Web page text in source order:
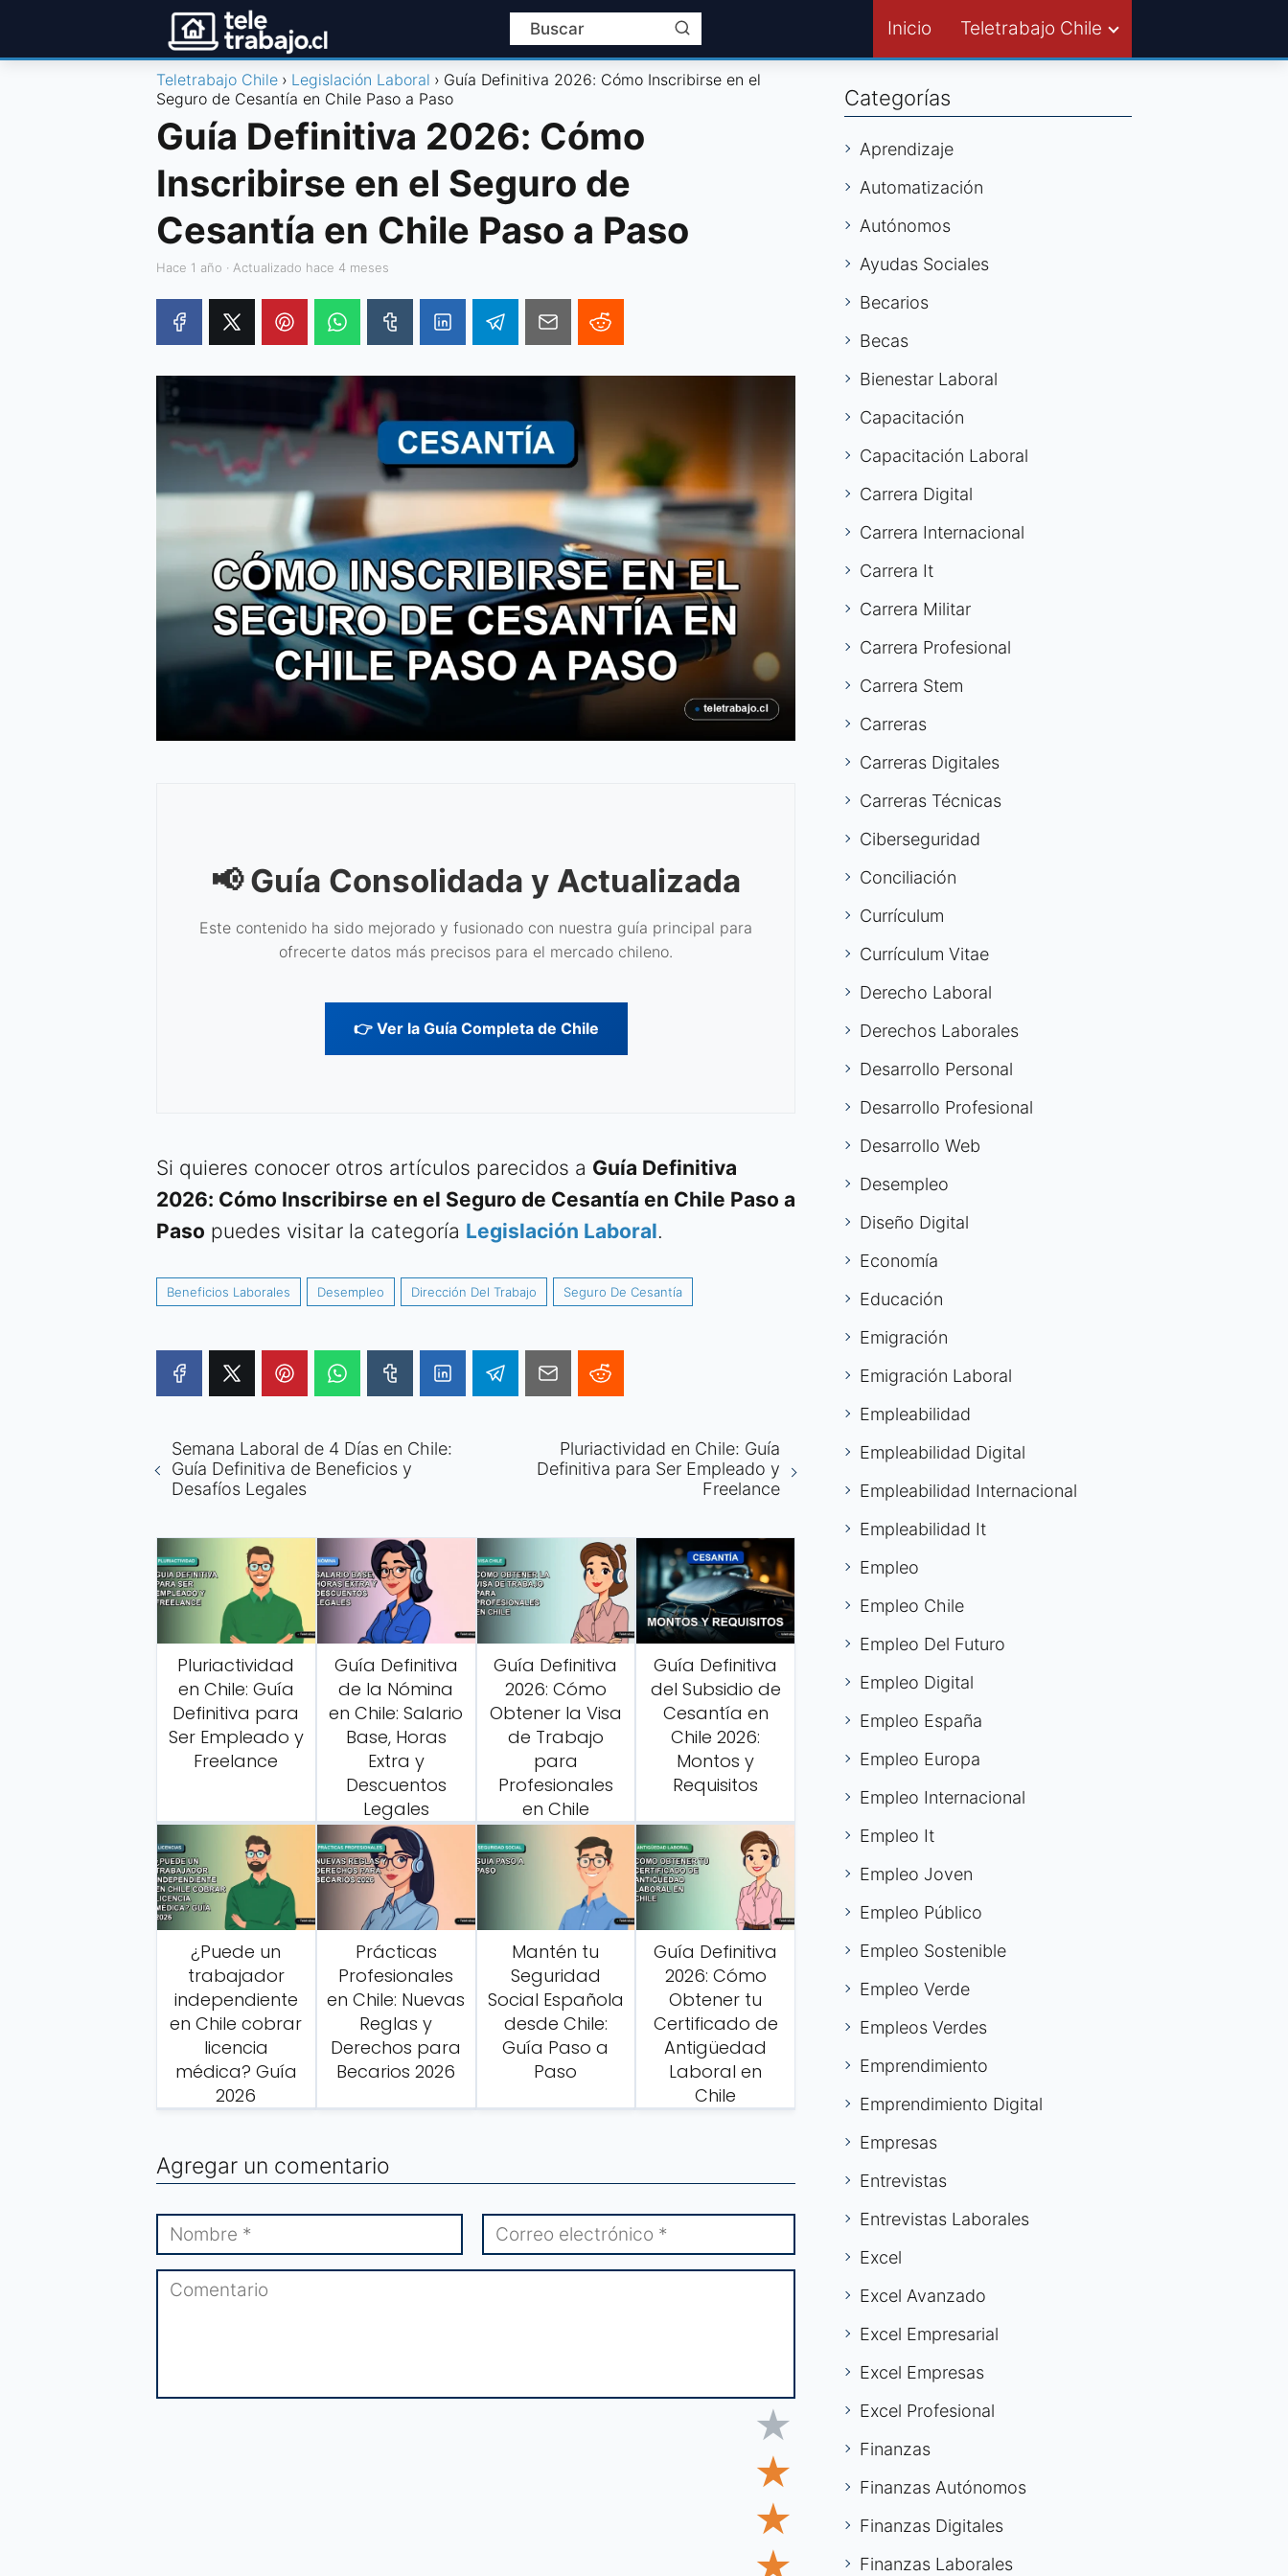
Inicio Teletrabajo Chile
Teletrabajo Chile Legislación Laboral
Guía Definitiva 2026: Cómo Inscribirse en el
Seguro de Cesantía en Chile Paso a Paso
Guía Definitiva 2026: Cómo
Inscribirse en el Seguro de
Cesantía en Chile Paso a Paso
hace 1 año · Actualizado hace 4 meses
📢 Guía Consolidada y Actualizada
Este contenido ha sido mejorado y fusionado con nuestra guía principal para
ofrecerte datos más precisos para el mercado chileno.
👉 Ver la Guía Completa de Chile
Si quieres conocer otros artículos parecidos a Guía Definitiva
2026: Cómo Inscribirse en el Seguro de Cesantía en Chile Paso a
Paso puedes visitar la categoría Legislación Laboral.
Beneficios Laborales Desempleo Dirección Del Trabajo Seguro De Cesantía
Semana Laboral de 4 Días en Chile:
Guía Definitiva de Beneficios y
Desafíos Legales
Pluriactividad en Chile: Guía
Definitiva para Ser Empleado y
Freelance
Pluriactividad
en Chile: Guía
Definitiva para
Ser Empleado y
Freelance
Guía Definitiva
de la Nómina
en Chile: Salario
Base, Horas
Extra y
Descuentos
Legales
Guía Definitiva
2026: Cómo
Obtener la Visa
de Trabajo
para
Profesionales
en Chile
Guía Definitiva
del Subsidio de
Cesantía en
Chile 2026:
Montos y
Requisitos
¿Puede un
trabajador
independiente
en Chile cobrar
licencia
médica? Guía
2026
Prácticas
Profesionales
en Chile: Nuevas
Reglas y
Derechos para
Becarios 2026
Mantén tu
Seguridad
Social Española
desde Chile:
Guía Paso a
Paso
Guía Definitiva
2026: Cómo
Obtener tu
Certificado de
Antigüedad
Laboral en
Chile
Agregar un comentario
★
★
★
Categorías
Aprendizaje
Automatización
Autónomos
Ayudas Sociales
Becarios
Becas
Bienestar Laboral
Capacitación
Capacitación Laboral
Carrera Digital
Carrera Internacional
Carrera It
Carrera Militar
Carrera Profesional
Carrera Stem
Carreras
Carreras Digitales
Carreras Técnicas
Ciberseguridad
Conciliación
Currículum
Currículum Vitae
Derecho Laboral
Derechos Laborales
Desarrollo Personal
Desarrollo Profesional
Desarrollo Web
Desempleo
Diseño Digital
Economía
Educación
Emigración
Emigración Laboral
Empleabilidad
Empleabilidad Digital
Empleabilidad Internacional
Empleabilidad It
Empleo
Empleo Chile
Empleo Del Futuro
Empleo Digital
Empleo España
Empleo Europa
Empleo Internacional
Empleo It
Empleo Joven
Empleo Público
Empleo Sostenible
Empleo Verde
Empleos Verdes
Emprendimiento
Emprendimiento Digital
Empresas
Entrevistas
Entrevistas Laborales
Excel
Excel Avanzado
Excel Empresarial
Excel Empresas
Excel Profesional
Finanzas
Finanzas Autónomos
Finanzas Digitales
Finanzas Laborales